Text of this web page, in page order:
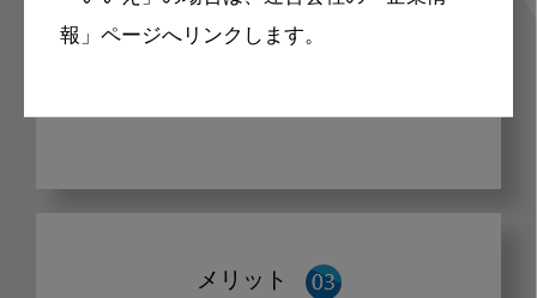
報」ページへリンクします。
容のメールマガジンをお届けします。
メリット